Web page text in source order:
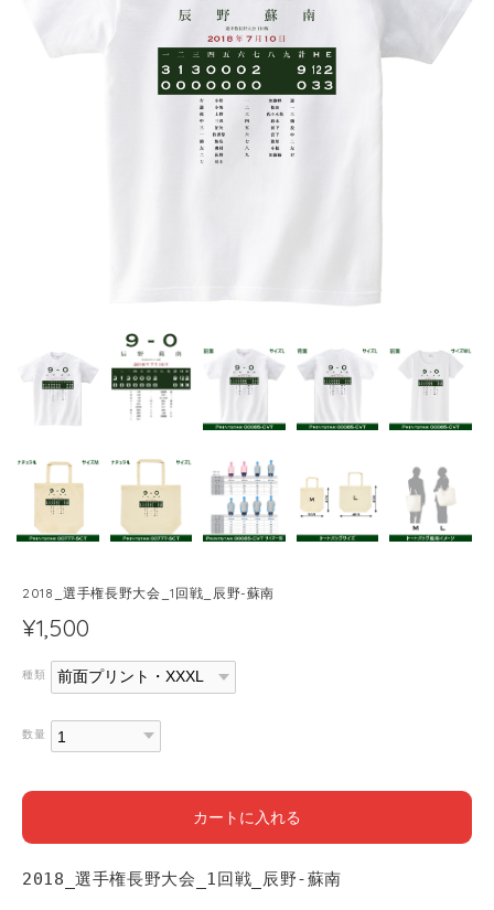
2018_選手権長野大会_1回戦_辰野-蘇南
¥1,500
種類
数量
カートに入れる
2018_選手権長野大会_1回戦_辰野-蘇南